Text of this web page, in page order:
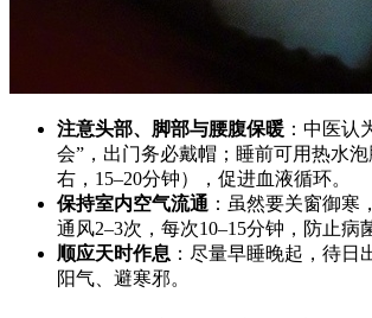
注意头部、脚部与腰腹保暖 ：中医认
会”，出门务必戴帽；睡前可用热水
右，15–20分钟），促进血液循环。
保持室内空气流通 ：虽然要关窗御寒
通风2–3次，每次10–15分钟，防止病
顺应天时作息 ：尽量早睡晚起，待日
阳气、避寒邪。